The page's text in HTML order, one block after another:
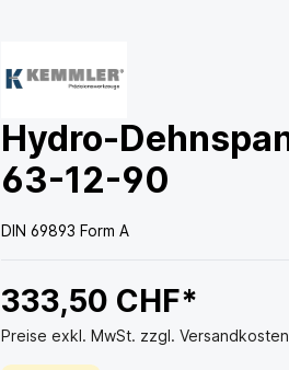
Hydro-
63-12-90
DIN 69893 Form A
333,50 CHF*
Preise exkl. MwSt. zzgl. Versandkosten